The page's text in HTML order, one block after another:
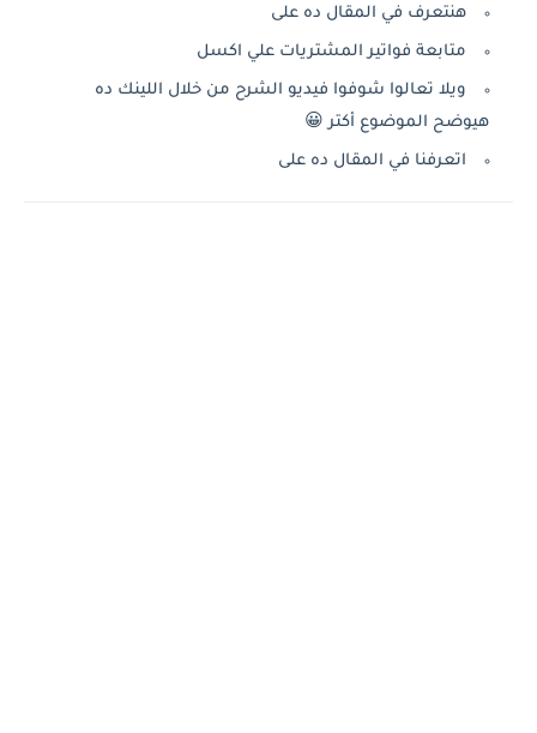
هنتعرف في المقال ده على
متابعة فواتير المشتريات علي اكسل
ويلا تعالوا شوفوا فيديو الشرح من خلال اللينك ده
هيوضح الموضوع أكتر 😀
اتعرفنا في المقال ده على